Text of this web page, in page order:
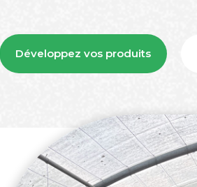
Développez vos produits